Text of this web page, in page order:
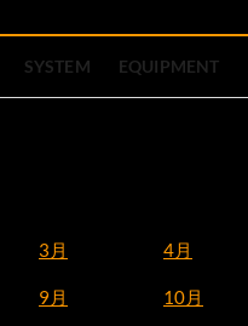
SYSTEM EQUIPMENT
3月 4月
9月 10月